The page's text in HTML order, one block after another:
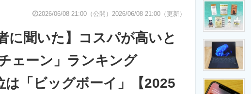
経営リーダーのコミュニティ
製造業のIT導入・活用を支援
2026/06/08 21:00（公開） 2026/06/08 21:00（更新）
に聞いた】コスパが高いと
ェーン」ランキング
「ビッグボーイ」【2025